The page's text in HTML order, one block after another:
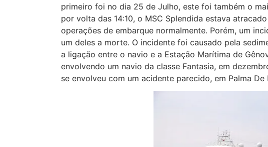
primeiro foi no dia 25 de Julho, este foi também o
por volta das 14:10, o MSC Splendida estava
operações de embarque normalmente. Porém, um
um deles a morte. O incidente foi causado pela
a ligação entre o navio e a Estação Marítima de
envolvendo um navio da classe Fantasia, em
se envolveu com um acidente parecido, em Palma De